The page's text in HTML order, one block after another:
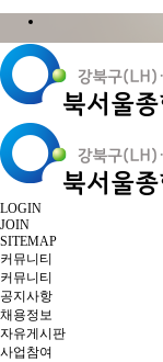
LOGIN
JOIN
SITEMAP
커뮤니티
커뮤니티
공지사항
채용정보
자유게시판
사업참여